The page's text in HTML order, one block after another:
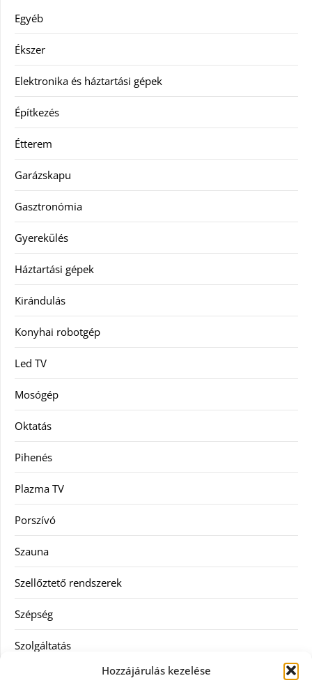
Hozzájárulás kezelése
Egyéb
Ékszer
Elektronika és háztartási gépek
Építkezés
Étterem
Garázskapu
Gasztronómia
Gyerekülés
Háztartási gépek
Kirándulás
Konyhai robotgép
Led TV
Mosógép
Oktatás
Pihenés
Plazma TV
Porszívó
Szauna
Szellőztető rendszerek
Szépség
Szolgáltatás